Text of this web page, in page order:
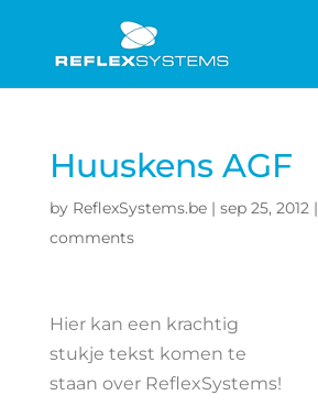
Huuskens AGF
by ReflexSystems.be| sep 25, 2012|
comments
Hier kan een krachtig
stukje tekst komen te
staan over ReflexSystems!